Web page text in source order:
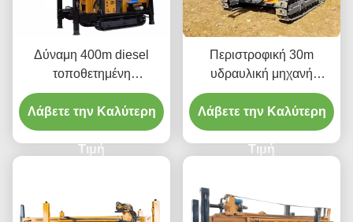
Δύναμη 400m diesel
τοποθετημένη
αντιολισθητική αλυσίδα
μηχανή διατρήσεων αέρα
DTH
Λάβετε την Καλύτερη
Τιμή
Περιστροφική 30m
υδραυλική μηχανή
διατρήσεων DTH για τη
μεταλλεία
Λάβετε την Καλύτερη
Τιμή